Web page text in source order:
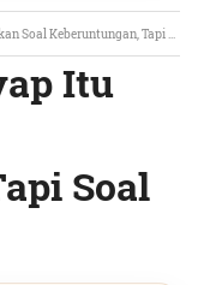
Tapi Soal Pencegahan
Itu
Soal